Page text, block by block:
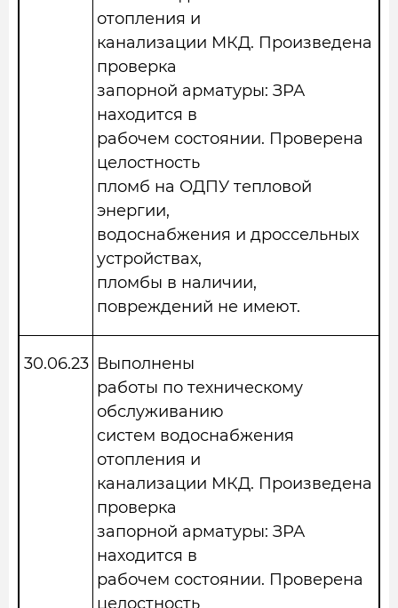
отопления и
канализации МКД. Произведена
проверка
запорной арматуры: ЗРА
находится в
рабочем состоянии. Проверена
целостность
пломб на ОДПУ тепловой
энергии,
водоснабжения и дроссельных
устройствах,
пломбы в наличии,
повреждений не имеют.
30.06.23 Выполнены
работы по техническому
обслуживанию
систем водоснабжения
отопления и
канализации МКД. Произведена
проверка
запорной арматуры: ЗРА
находится в
рабочем состоянии. Проверена
целостность